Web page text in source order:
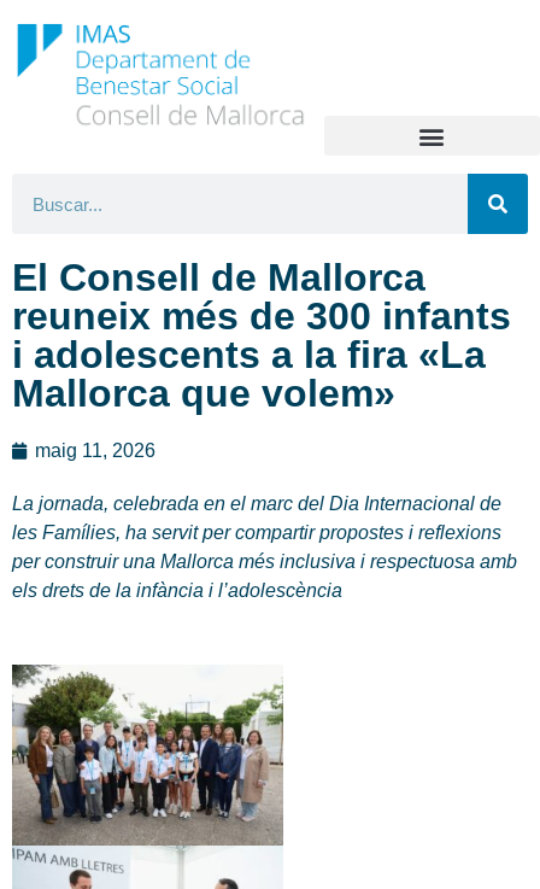
El Consell de Mallorca
reuneix més de 300 infants
i adolescents a la fira «La
Mallorca que volem»
maig 11, 2026
La jornada, celebrada en el marc del Dia Internacional de
les Famílies, ha servit per compartir propostes i reflexions
per construir una Mallorca més inclusiva i respectuosa amb
els drets de la infància i l’adolescència